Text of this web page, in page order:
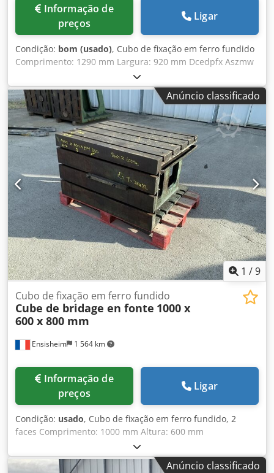
preços
Ligar
Condição: bom (usado), Cubo de fixação em ferro fundido
Comprimento: 1290 mm Largura: 920 mm Dcedpfx Aszmw
Tlonpek Altura: 510 mm Dimensões das ranhuras em T: 42
x 25 mm 2 faces ranhuradas Peso: aprox. 1 t
Anúncio classificado
1 /9
Ensisheim 1 564 km
Cubo de fixação em ferro fundido
Cube de bridage en fonte 1000 x
600 x 800 mm
preços
Ligar
Condição: usado, Cubo de fixação em ferro fundido, 2
faces Comprimento: 1000 mm Altura: 600 mm
Profundidade: 800 mm Dimensões dos rasgos em T: 38 x
22 mm Dsdpfx Ajzmw S Isnpock Peso: aprox. 600 kg
Anúncio classificado